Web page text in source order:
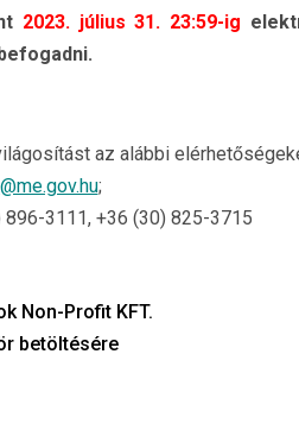
2023. július 31. 23:59-ig
az alábbi
;
3111, +36 (30) 825-3715
Non-Profit KFT.
betöltésére